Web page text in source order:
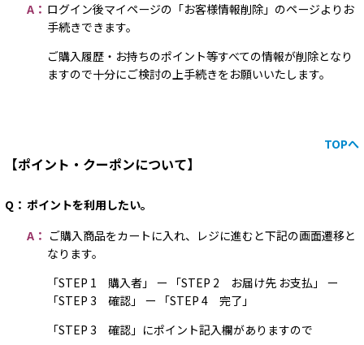
A： ログイン後マイページの「お客様情報削除」のページよりお
手続きできます。
ご購入履歴・お持ちのポイント等すべての情報が削除となり
ますので十分にご検討の上手続きをお願いいたします。
TOPへ
【ポイント・クーポンについて】
Q： ポイントを利用したい。
A： ご購入商品をカートに入れ、レジに進むと下記の画面遷移と
なります。
「STEP 1 購入者」 ー 「STEP 2 お届け先 お支払」 ー
「STEP 3 確認」 ー 「STEP 4 完了」
「STEP 3 確認」にポイント記入欄がありますので